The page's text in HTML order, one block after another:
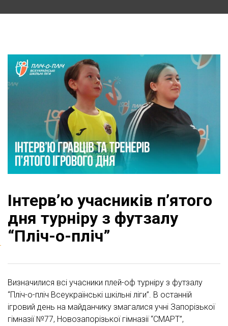
Інтерв’ю учасників п’ятого
дня турніру з футзалу
“Пліч-о-пліч”
Визначилися всі учасники плей-оф турніру з футзалу
“Пліч-о-пліч Всеукраїнські шкільні ліги”. В останній
ігровий день на майданчику змагалися учні Запорізької
гімназії №77, Новозапорізької гімназії “СМАРТ”,